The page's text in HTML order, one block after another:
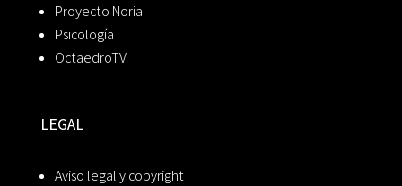
Proyecto Noria
Psicología
OctaedroTV
LEGAL
Aviso legal y copyright